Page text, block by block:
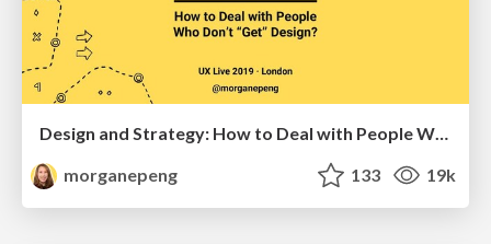
morganepeng
133 19k